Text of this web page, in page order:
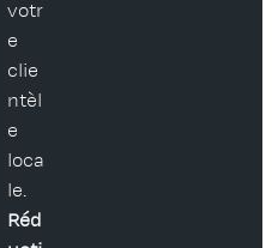
votr
e
clie
ntèl
e
loca
le.
Réd